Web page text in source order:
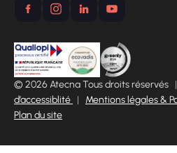
© 2026 Atecna Tous droits réservés |
d’accessiblité | Mentions légales &
Plan du site